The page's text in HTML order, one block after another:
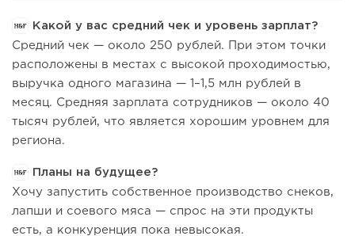
Какой у вас средний чек и уровень зарплат?
Средний чек — около 250 рублей. При этом точки
расположены в местах с высокой проходимостью,
выручка одного магазина — 1–1,5 млн рублей в
месяц. Средняя зарплата сотрудников — около 40
тысяч рублей, что является хорошим уровнем для
региона.
Планы на будущее?
Хочу запустить собственное производство снеков,
лапши и соевого мяса — спрос на эти продукты
есть, а конкуренция пока невысокая.